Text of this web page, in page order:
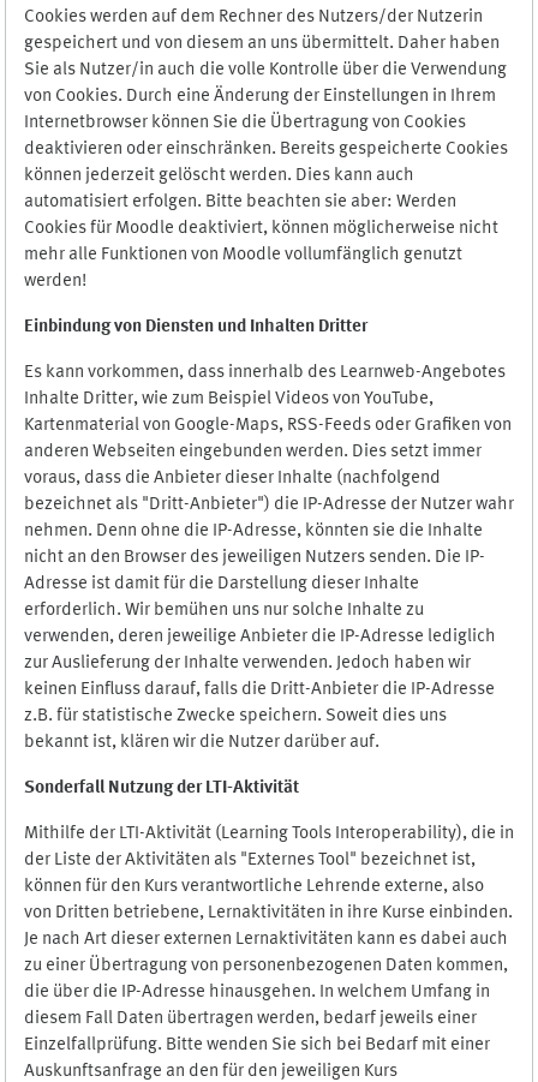
Cookies werden auf dem Rechner des Nutzers/der Nutzerin
gespeichert und von diesem an uns übermittelt. Daher haben
Sie als Nutzer/in auch die volle Kontrolle über die Verwendung
von Cookies. Durch eine Änderung der Einstellungen in Ihrem
Internetbrowser können Sie die Übertragung von Cookies
deaktivieren oder einschränken. Bereits gespeicherte Cookies
können jederzeit gelöscht werden. Dies kann auch
automatisiert erfolgen. Bitte beachten sie aber: Werden
Cookies für Moodle deaktiviert, können möglicherweise nicht
mehr alle Funktionen von Moodle vollumfänglich genutzt
werden!
Einbindung von Diensten und Inhalten Dritter
Es kann vorkommen, dass innerhalb des Learnweb-Angebotes
Inhalte Dritter, wie zum Beispiel Videos von YouTube,
Kartenmaterial von Google-Maps, RSS-Feeds oder Grafiken von
anderen Webseiten eingebunden werden. Dies setzt immer
voraus, dass die Anbieter dieser Inhalte (nachfolgend
bezeichnet als "Dritt-Anbieter") die IP-Adresse der Nutzer wahr
nehmen. Denn ohne die IP-Adresse, könnten sie die Inhalte
nicht an den Browser des jeweiligen Nutzers senden. Die IP-
Adresse ist damit für die Darstellung dieser Inhalte
erforderlich. Wir bemühen uns nur solche Inhalte zu
verwenden, deren jeweilige Anbieter die IP-Adresse lediglich
zur Auslieferung der Inhalte verwenden. Jedoch haben wir
keinen Einfluss darauf, falls die Dritt-Anbieter die IP-Adresse
z.B. für statistische Zwecke speichern. Soweit dies uns
bekannt ist, klären wir die Nutzer darüber auf.
Sonderfall Nutzung der LTI-Aktivität
Mithilfe der LTI-Aktivität (Learning Tools Interoperability), die in
der Liste der Aktivitäten als "Externes Tool" bezeichnet ist,
können für den Kurs verantwortliche Lehrende externe, also
von Dritten betriebene, Lernaktivitäten in ihre Kurse einbinden.
Je nach Art dieser externen Lernaktivitäten kann es dabei auch
zu einer Übertragung von personenbezogenen Daten kommen,
die über die IP-Adresse hinausgehen. In welchem Umfang in
diesem Fall Daten übertragen werden, bedarf jeweils einer
Einzelfallprüfung. Bitte wenden Sie sich bei Bedarf mit einer
Auskunftsanfrage an den für den jeweiligen Kurs